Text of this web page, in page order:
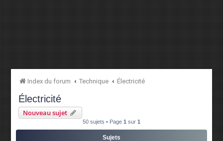
Index du forum Technique Électricité
Électricité
Nouveau sujet
50 sujets • Page 1 sur 1
Sujets